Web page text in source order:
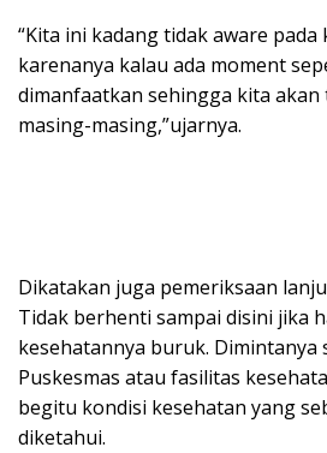
“Kita ini kadang tidak aware pada
karenanya kalau ada moment
dimanfaatkan sehingga kita
masing-masing,”ujarnya.
Dikatakan juga pemeriksaan
Tidak berhenti sampai disini jika
kesehatannya buruk. Dimintanya
Puskesmas atau fasilitas
begitu kondisi kesehatan yang
diketahui.